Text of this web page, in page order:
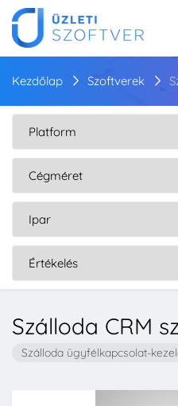
Kezdőlap Szoftverek
Szálloda CRM
Szálloda ügyfélkapcsolat-